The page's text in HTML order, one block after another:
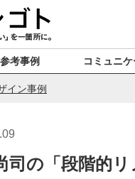
参考事例 コミュニ
イン事例
司の「段階的